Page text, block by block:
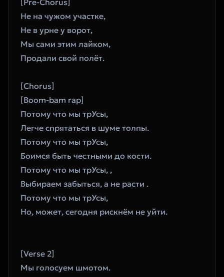
[Pre-Chorus]
Не на чужом участке,
Не в урне у ворот,
Мы сами этим лайком,
Продали свой полёт.
[Chorus]
[Boom-bam rap]
Потому что мы трУсы,
Легче спрятаться в шуме толпы.
Потому что мы трУсы,
Боимся быть честными до кости.
Потому что мы трУсы, ,
Выбираем забыться, а не расти .
Потому что мы трУсы,
Но, может, сегодня рискнём не уйти.
[Verse 2]
Мы голосуем шмотом.